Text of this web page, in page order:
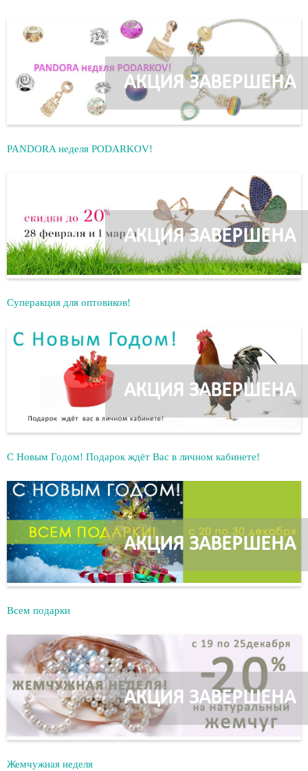
АКЦИЯ ЗАВЕРШЕНА
PANDORA неделя PODARKOV!
АКЦИЯ ЗАВЕРШЕНА
Суперакция для оптовиков!
АКЦИЯ ЗАВЕРШЕНА
С Новым Годом! Подарок ждёт Вас в личном кабинете!
АКЦИЯ ЗАВЕРШЕНА
Всем подарки
АКЦИЯ ЗАВЕРШЕНА
Жемчужная неделя